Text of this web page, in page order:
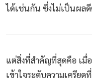
ได้เช่นกัน ซึ่งไม่เป็นผล
แต่สิ่งที่สำคัญที่สุดคือ เมื่อ
เข้าใจระดับความเครีย